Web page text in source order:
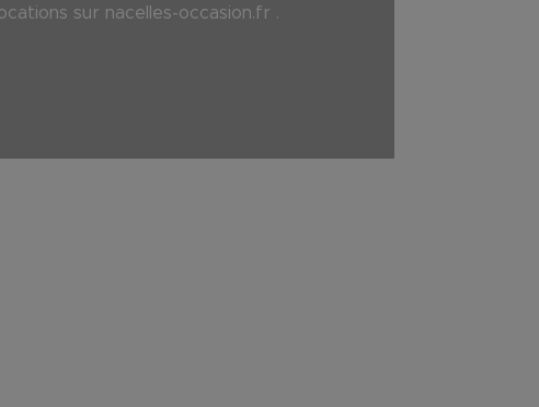
sur nacelles-occasion.fr .